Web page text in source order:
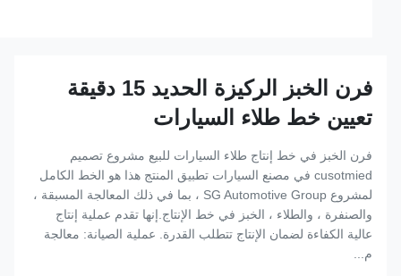
فرن الخبز الركيزة الحديد 15 دقيقة
تعيين خط طلاء السيارات
فرن الخبز في خط إنتاج طلاء السيارات للبيع مشروع تصميم
cusotmied في مصنع السيارات تطبيق المنتج هذا هو الخط الكامل
لمشروع SG Automotive Group ، بما في ذلك المعالجة المسبقة ،
والصنفرة ، والطلاء ، الخبز في خط الإنتاج.إنها تقدم عملية إنتاج
عالية الكفاءة لضمان الإنتاج تتطلب القدرة. عملية الصيانة: معالجة